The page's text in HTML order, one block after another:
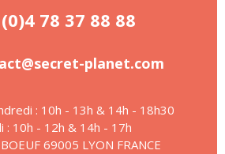
78 37 88 88
planet.com
: 10h - 13h & 14h - 18h30
: 10h - 12h & 14h - 17h
69005 LYON FRANCE